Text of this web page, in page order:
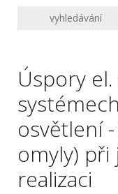
Úspory
osvětlení
omyly) při
realizaci